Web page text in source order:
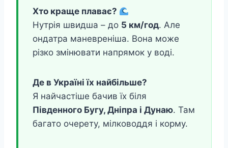
Хто краще плаває?
Нутрія швидша – до 5 км/год. Але
ондатра маневреніша. Вона може
різко змінювати напрямок у воді.
Де в Україні їх найбільше?
Я найчастіше бачив їх біля
Південного Бугу, Дніпра і Дунаю. Там
багато очерету, мілководдя і корму.